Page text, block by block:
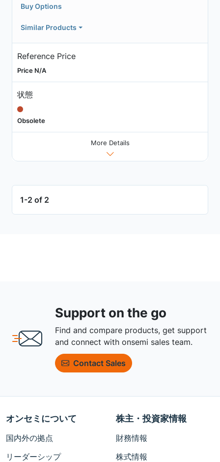
Buy Options
Similar Products
Reference Price
Price N/A
状態
Obsolete
More Details
1-2 of 2
Support on the go
Find and compare products, get support
and connect with onsemi sales team.
Contact Sales
オンセミについて
国内外の拠点
リーダーシップ
株主・投資家情報
財務情報
株式情報